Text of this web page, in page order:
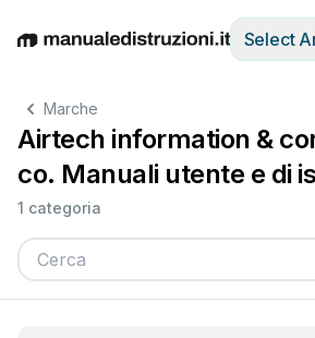
EnglishDeutschEspañolItaliano
Select
Marche
Airtech information &
co. Manuali utente e di
1 categoria